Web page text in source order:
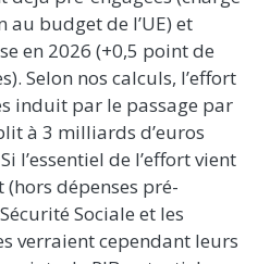
budget de l’UE) et
en 2026 (+0,5 point de
Selon nos calculs, l’effort
induit par le passage par
à 3 milliards d’euros
l’essentiel de l’effort vient
(hors dépenses pré-
Sociale et les
verraient cependant leurs